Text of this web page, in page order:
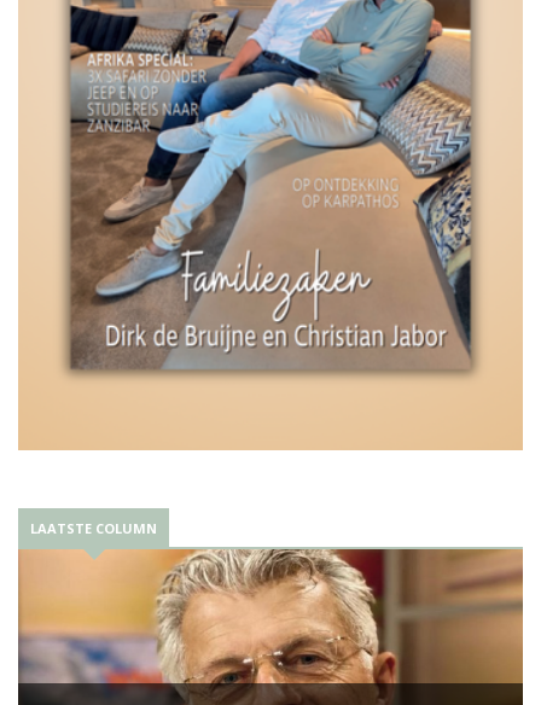
LAATSTE COLUMN